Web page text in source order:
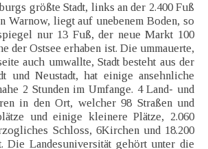
größte Stadt, links an der 2.400 Fuß
Warnow, liegt auf unebenem Boden, so
nur 13 Fuß, der neue Markt 100
der Ostsee erhaben ist. Die ummauerte,
auch umwallte, Stadt besteht aus der
und Neustadt, hat einige ansehnliche
2 Stunden im Umfange. 4 Land- und
in den Ort, welcher 98 Straßen und
und einige kleinere Plätze, 2.060
Schloss, 6Kirchen und 18.200
Die Landesuniversität gehört unter die